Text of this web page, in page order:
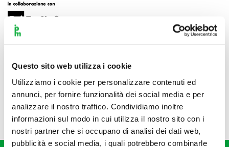
Questo sito web utilizza i cookie
Utilizziamo i cookie per personalizzare contenuti ed
annunci, per fornire funzionalità dei social media e per
analizzare il nostro traffico. Condividiamo inoltre
informazioni sul modo in cui utilizza il nostro sito con i
nostri partner che si occupano di analisi dei dati web,
pubblicità e social media, i quali potrebbero combinarle